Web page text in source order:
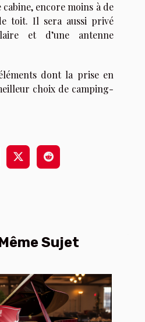
encore moins à de
toit. Il sera aussi privé
et d’une antenne
dont la prise en
choix de camping-
Sujet